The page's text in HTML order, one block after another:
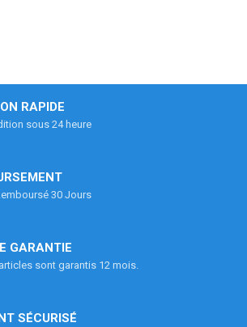
RAPIDE
sous 24 heure
30 Jours
GARANTIE
sont garantis 12 mois.
SÉCURISÉ